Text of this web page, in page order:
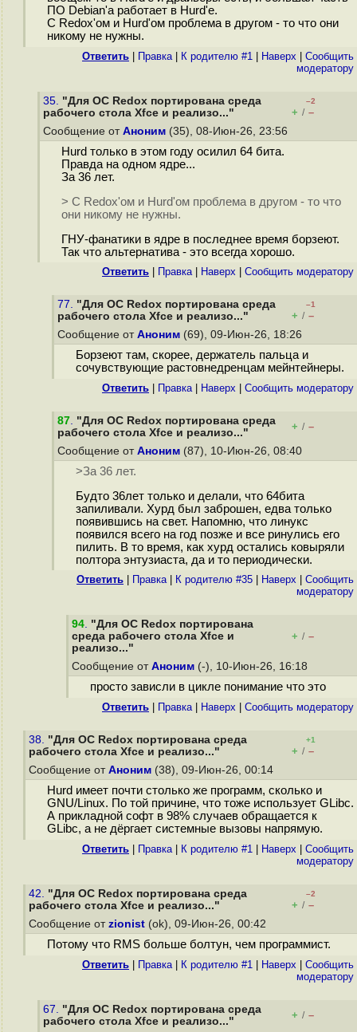
ПО Debian'а работает в Hurd'е.
С Redox'ом и Hurd'ом проблема в другом - то что они
никому не нужны.
Ответить Правка| К родителю #1 Наверх
Cообщить
модератору
35. "Для ОС Redox портирована среда
рабочего стола Xfce и реализо..."
–2
+ / –
Сообщение от Аноним (35), 08-Июн-26, 23:56
Hurd только в этом году осилил 64 бита.
Правда на одном ядре...
За 36 лет.
> С Redox'ом и Hurd'ом проблема в другом - то что
они никому не нужны.
ГНУ-фанатики в ядре в последнее время борзеют.
Так что альтернатива - это всегда хорошо.
Ответить Правка| Наверх Cообщить модератору
77. "Для ОС Redox портирована среда
рабочего стола Xfce и реализо..."
–1
+ / –
Сообщение от Аноним (69), 09-Июн-26, 18:26
Борзеют там, скорее, держатель пальца и
сочувствующие растовнедренцам мейнтейнеры.
Ответить Правка| Наверх Cообщить модератору
87. "Для ОС Redox портирована среда
рабочего стола Xfce и реализо..."
+ / –
Сообщение от Аноним (87), 10-Июн-26, 08:40
>За 36 лет.
Будто 36лет только и делали, что 64бита
запиливали. Хурд был заброшен, едва только
появившись на свет. Напомню, что линукс
появился всего на год позже и все ринулись его
пилить. В то время, как хурд остались ковыряли
полтора энтузиаста, да и то периодически.
Ответить Правка| К родителю #35 Наверх
Cообщить
модератору
94. "Для ОС Redox портирована
среда рабочего стола Xfce и
реализо..."
+ / –
Сообщение от Аноним (-), 10-Июн-26, 16:18
просто зависли в цикле понимание что это
Ответить Правка| Наверх Cообщить модератору
38. "Для ОС Redox портирована среда
рабочего стола Xfce и реализо..."
+1
+ / –
Сообщение от Аноним (38), 09-Июн-26, 00:14
Hurd имеет почти столько же программ, сколько и
GNU/Linux. По той причине, что тоже использует GLibc.
А прикладной софт в 98% случаев обращается к
GLibc, а не дёргает системные вызовы напрямую.
Ответить Правка| К родителю #1 Наверх
Cообщить
модератору
42. "Для ОС Redox портирована среда
рабочего стола Xfce и реализо..."
–2
+ / –
Сообщение от zionist (ok), 09-Июн-26, 00:42
Потому что RMS больше болтун, чем программист.
Ответить Правка| К родителю #1 Наверх
Cообщить
модератору
67. "Для ОС Redox портирована среда
рабочего стола Xfce и реализо..."
+ / –